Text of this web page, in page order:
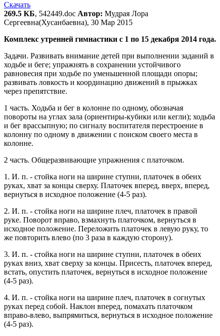
Скачать
269.5 КБ, 542449.doc Автор: Мудрая Лора
Сергеевна(Хусанбаевна), 30 Мар 2015
Комплекс утренней гимнастики с 1 по 15 декабря 2014 года.
Задачи. Развивать внимание детей при выполнении заданий в
ходьбе и беге; упражнять в сохранении устойчивого
равновесия при ходьбе по уменьшенной площади опоры;
развивать ловкость и координацию движений в прыжках
через препятствие.
1 часть. Ходьба и бег в колонне по одному, обозначая
повороты на углах зала (ориентиры-кубики или кегли); ходьба
и бег врассыпную; по сигналу воспитателя перестроение в
колонну по одному в движении с поиском своего места в
колонне.
2 часть. Общеразвивающие упражнения с платочком.
1. И. п. - стойка ноги на ширине ступни, платочек в обеих
руках, хват за концы сверху. Платочек вперед, вверх, вперед,
вернуться в исходное положение (4-5 раз).
2. И. п. - стойка ноги на ширине плеч, платочек в правой
руке. Поворот вправо, взмахнуть платочком, вернуться в
исходное положение. Переложить платочек в левую руку, то
же повторить влево (по 3 раза в каждую сторону).
3. И. п. - стойка ноги на ширине ступни, платочек в обеих
руках вниз, хват сверху за концы. Присесть, платочек вперед,
встать, опустить платочек, вернуться в исходное положение
(4-5 раз).
4. И. п. - стойка ноги на ширине плеч, платочек в согнутых
руках перед собой. Наклон вперед, помахать платочком
вправо-влево, выпрямиться, вернуться в исходное положение
(4-5 раз).